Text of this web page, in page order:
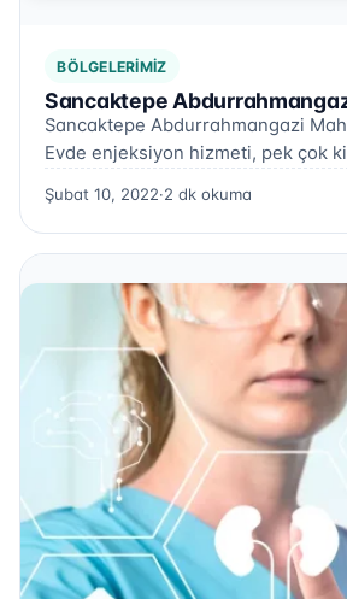
BÖLGELERIMIZ
Sancaktepe
Sancaktepe Abdurrahmangazi
Evde enjeksiyon hizmeti, pek çok
Şubat 10, 2022·2 dk okuma